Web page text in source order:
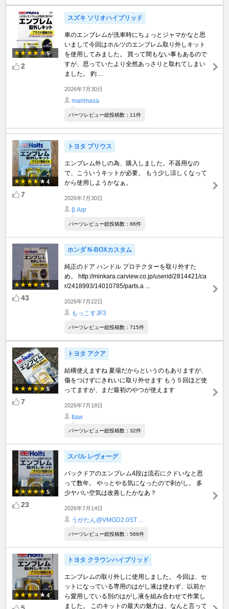
5
2
スズキ ソリオハイブリッド
車のエンブレムが洗車時にちょっとジャマかなと思
いまして今回はホルツのエンブレム取り外しキット
を使用してみました。 買って間もない事もあるので
すが、思っていたより全然あっさりと取れてしまい
ました。 釣 ...
2026年7月30日
marimasa
パーツレビュー総投稿数：11件
4
7
トヨタ プリウス
エンブレム外しの為、購入しました。不器用なの
で、こういうキットが必要。 もう少し涼しくなって
から使用しようかなぁ。
2026年7月30日
β Aqr
パーツレビュー総投稿数：66件
5
43
ホンダ N-BOXカスタム
純正のドア ハンドル プロテクターを取り外すた
め。 http://minkara.carview.co.jp/userid/2814421/ca
r/2418993/14010785/parts.a ...
2026年7月22日
もっこすJF3
パーツレビュー総投稿数：715件
5
7
トヨタ アクア
結構使えますね 夏場だからというのもありますが、
傷をつけずにきれいに取り外せます もう５回ほど使
ってますが、まだ最初のやつが使えます
2026年7月18日
tlaw
パーツレビュー総投稿数：32件
5
23
スバル レヴォーグ
バックドアのエンブレム4段は流石にクドいなと思
って数年。 やっとやる気になったので剥がし。 多
少ヤバい空気は改善したかなあ？
2026年7月14日
うがたん@VMGD2.0ST ...
パーツレビュー総投稿数：566件
4
トヨタ クラウンハイブリッド
エンブレムの取り外しに使用しました。 今回は、セ
ットになっている専用のはがし液は使わず、以前か
ら愛用している別のはがし液を組み合わせて作業し
ました。 このキットの最大の魅力は、なんと言って